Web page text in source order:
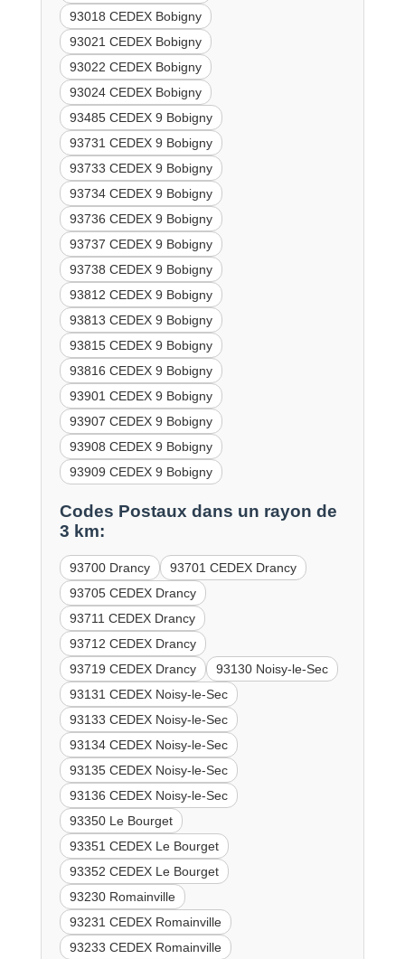
93018 CEDEX Bobigny
93021 CEDEX Bobigny
93022 CEDEX Bobigny
93024 CEDEX Bobigny
93485 CEDEX 9 Bobigny
93731 CEDEX 9 Bobigny
93733 CEDEX 9 Bobigny
93734 CEDEX 9 Bobigny
93736 CEDEX 9 Bobigny
93737 CEDEX 9 Bobigny
93738 CEDEX 9 Bobigny
93812 CEDEX 9 Bobigny
93813 CEDEX 9 Bobigny
93815 CEDEX 9 Bobigny
93816 CEDEX 9 Bobigny
93901 CEDEX 9 Bobigny
93907 CEDEX 9 Bobigny
93908 CEDEX 9 Bobigny
93909 CEDEX 9 Bobigny
Codes Postaux dans un rayon de
3 km:
93700 Drancy
93701 CEDEX Drancy
93705 CEDEX Drancy
93711 CEDEX Drancy
93712 CEDEX Drancy
93719 CEDEX Drancy
93130 Noisy-le-Sec
93131 CEDEX Noisy-le-Sec
93133 CEDEX Noisy-le-Sec
93134 CEDEX Noisy-le-Sec
93135 CEDEX Noisy-le-Sec
93136 CEDEX Noisy-le-Sec
93350 Le Bourget
93351 CEDEX Le Bourget
93352 CEDEX Le Bourget
93230 Romainville
93231 CEDEX Romainville
93233 CEDEX Romainville